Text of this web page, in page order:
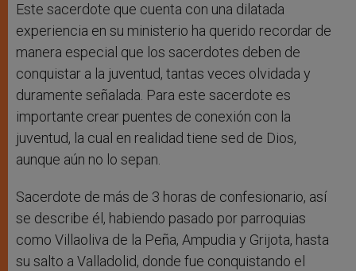
Este sacerdote que cuenta con una dilatada
experiencia en su ministerio ha querido recordar de
manera especial que los sacerdotes deben de
conquistar a la juventud, tantas veces olvidada y
duramente señalada. Para este sacerdote es
importante crear puentes de conexión con la
juventud, la cual en realidad tiene sed de Dios,
aunque aún no lo sepan.
Sacerdote de más de 3 horas de confesionario, así
se describe él, habiendo pasado por parroquias
como Villaoliva de la Peña, Ampudia y Grijota, hasta
su salto a Valladolid, donde fue conquistando el